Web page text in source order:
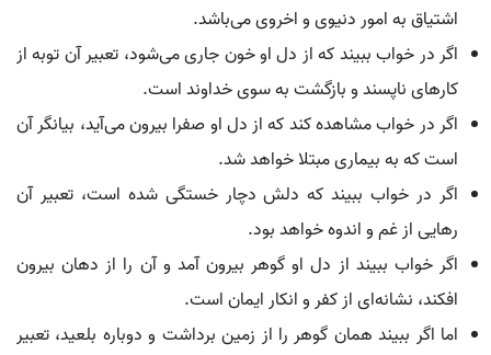
اشتیاق به امور دنیوی و اخروی می‌باشد.
اگر در خواب ببیند که از دل او خون جاری می‌شود، تعبیر آن توبه از
کارهای ناپسند و بازگشت به سوی خداوند است.
اگر در خواب مشاهده کند که از دل او صفرا بیرون می‌آید، بیانگر آن
است که به بیماری مبتلا خواهد شد.
اگر در خواب ببیند که دلش دچار خستگی شده است، تعبیر آن
رهایی از غم و اندوه خواهد بود.
اگر خواب ببیند از دل او گوهر بیرون آمد و آن را از دهان بیرون
افکند، نشانه‌ای از کفر و انکار ایمان است.
اما اگر ببیند همان گوهر را از زمین برداشت و دوباره بلعید، تعبیر